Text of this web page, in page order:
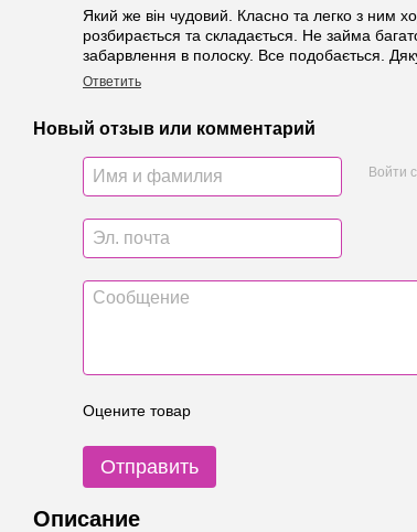
Який же він чудовий. Класно та легко з ним
розбирається та складається. Не займа
забарвлення в полоску. Все подобається.
Ответить
Новый отзыв или комментарий
Войти
Оцените товар
Отправить
Описание